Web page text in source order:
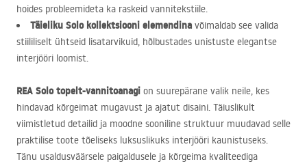
hoides probleemideta ka raskeid vannitekstiile.
Täieliku Solo kollektsiooni elemendina võimaldab see valida
stiililiselt ühtseid lisatarvikuid, hõlbustades unistuste elegantse
interjööri loomist.
REA Solo topelt-vannitoanagi on suurepärane valik neile, kes
hindavad kõrgeimat mugavust ja ajatut disaini. Täiuslikult
viimistletud detailid ja moodne sooniline struktuur muudavad selle
praktilise toote tõeliseks luksuslikuks interjööri kaunistuseks.
Tänu usaldusväärsele paigaldusele ja kõrgeima kvaliteediga